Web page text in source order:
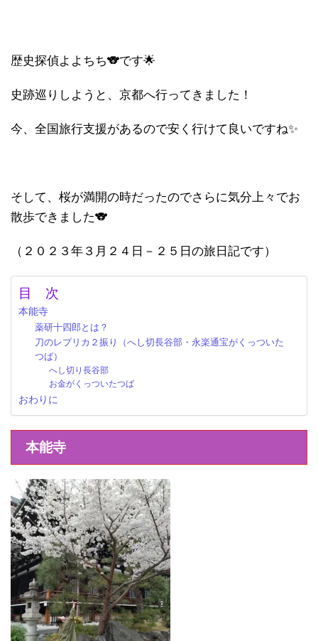
歴史探偵よよちち🐨です🌟
史跡巡りしようと、京都へ行ってきました！
今、全国旅行支援があるので安く行けて良いですね✨
そして、桜が満開の時だったのでさらに気分上々でお
散歩できました🐨
（２０２３年３月２４日－２５日の旅日記です）
目 次
本能寺
薬研十四郎とは？
刀のレプリカ２振り（へし切長谷部・永楽通宝がくっついた
つば）
へし切り長谷部
お金がくっついたつば
おわりに
本能寺